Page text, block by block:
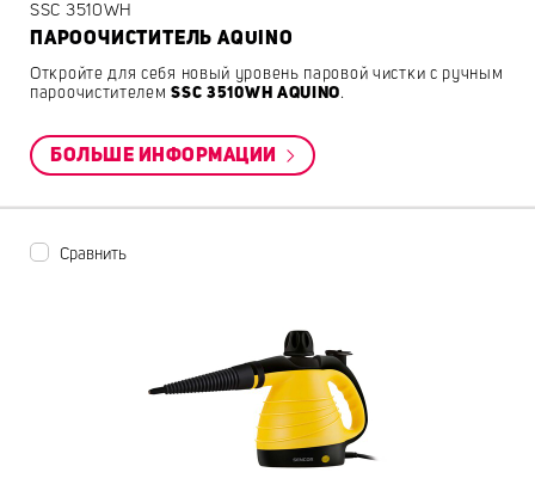
SSC 3510WH
ПАРООЧИСТИТЕЛЬ AQUINO
Откройте для себя новый уровень паровой чистки с ручным
пароочистителемSSC 3510WH AQUINO.
БОЛЬШЕ ИНФОРМАЦИИ
Сравнить